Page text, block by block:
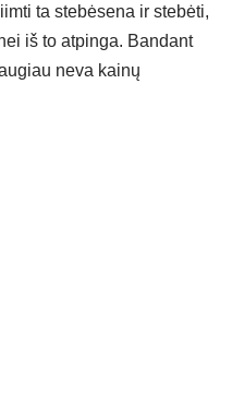
ta stebėsena ir stebėti,
iš to atpinga. Bandant
neva kainų